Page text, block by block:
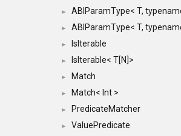
► ABIParamType< T,
► ABIParamType< T,
► IsIterable
► IsIterable< T[N]>
► Match
► Match< Int >
► PredicateMatcher
► ValuePredicate